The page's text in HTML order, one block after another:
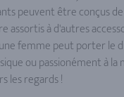
peuvent être conçus
assortis à d'autres
femme peut porter le
ou passionément à la
les regards !